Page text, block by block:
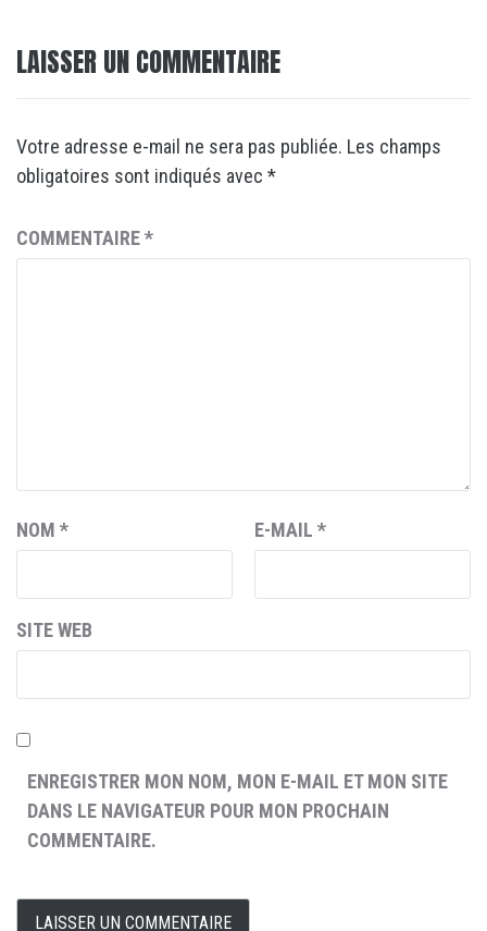
LAISSER UN COMMENTAIRE
Votre adresse e-mail ne sera pas publiée. Les champs
obligatoires sont indiqués avec *
COMMENTAIRE*
NOM * E-MAIL *
SITE WEB
ENREGISTRER MON NOM, MON E-MAIL ET MON SITE
DANS LE NAVIGATEUR POUR MON PROCHAIN
COMMENTAIRE.